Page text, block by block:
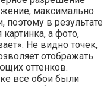
максимально
в результате
картинка, а фото,
Не видно точек,
отображать
оттенков.
все обои были